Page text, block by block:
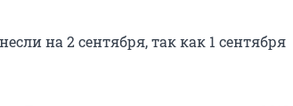
на 2 сентября, так как 1 сентября